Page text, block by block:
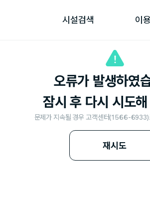
시설검색 이
오류가 발생하였
잠시 후 다시 시도
문제가 지속될 경우 고객센터(1566-6933)
재시도